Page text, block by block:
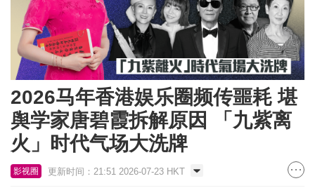
2026马年香港娱乐圈频传噩耗 堪
舆学家唐碧霞拆解原因 「九紫离
火」时代气场大洗牌
影视圈 更新时间：21:51 2026-07-23 HKT